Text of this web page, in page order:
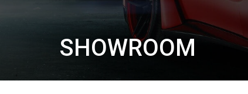
SHOWROOM